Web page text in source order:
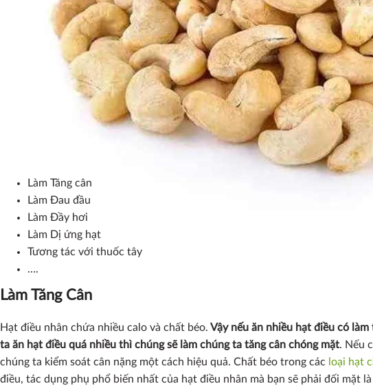
nhất 3 lít nước/ngày) . Ngoài ra cần phải chú ý tới lượng muối mà bạn hấp thụ
Nếu bạn ăn hơn 40 hạt điều 1 ngày là quá nhiều cho người bình thường!
Tác Hại Của Hạt Điều Nếu Bạn Ăn Quá Nhiều?
Ăn Hạt Điều Có Béo Không? Tác dụng phụ của việc ăn quá nhiều hạt điều là
cân và sưng khớp ở một số người. Nhưng những tác dụng phụ này rất hiếm.
Làm Tăng cân
Làm Đau đầu
Làm Đầy hơi
Làm Dị ứng hạt
Tương tác với thuốc tây
….
Làm Tăng Cân
Hạt điều nhân chứa nhiều calo và chất béo. Vậy nếu ăn nhiều hạt điều có
ta ăn hạt điều quá nhiều thì chúng sẽ làm chúng ta tăng cân chóng mặt. Nếu
chúng ta kiểm soát cân nặng một cách hiệu quả. Chất béo trong các loại hạt
điều, tác dụng phụ phổ biến nhất của hạt điều nhân mà bạn sẽ phải đối mặt